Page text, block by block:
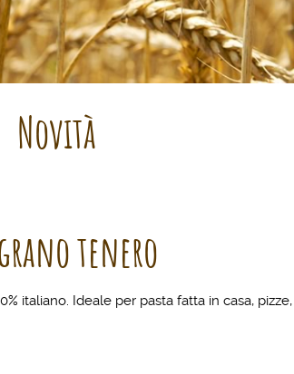
Novità
tenero
italiano. Ideale per pasta fatta in casa,